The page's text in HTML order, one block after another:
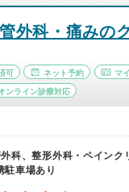
外科・痛みの
可 ネット予約 マ
ンライン診療対応
科、整形外科・ペインク
駐車場あり